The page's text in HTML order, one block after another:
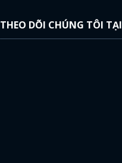
THEO DÕI CHÚNG TÔI TẠI